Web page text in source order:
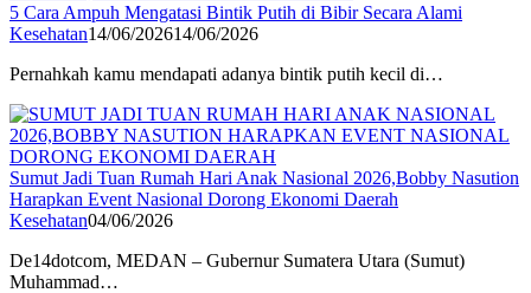
5 Cara Ampuh Mengatasi Bintik Putih di Bibir Secara Alami
Kesehatan14/06/202614/06/2026
Pernahkah kamu mendapati adanya bintik putih kecil di…
Sumut Jadi Tuan Rumah Hari Anak Nasional 2026,Bobby Nasution
Harapkan Event Nasional Dorong Ekonomi Daerah
Kesehatan04/06/2026
De14dotcom, MEDAN – Gubernur Sumatera Utara (Sumut)
Muhammad…